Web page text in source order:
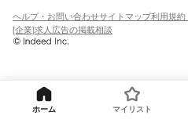
旭市習志野市柏市勝浦市市原市流山市
君津市富津市浦安市
匝瑳市香取市
JR中央・総武線
市川駅本八幡駅下総中山駅
新検見川駅
南酒々井駅
日向駅
飯岡駅倉橋駅 松岸駅銚子駅
飲食・フードサービスすべて
ホールスタッフキッチンスタッフ
パン屋（ベーカリー）
飲食店（
営業
テレフォンアポインター（テレアポ）
フードカウンター販売員 アパレル
家電量
人気
日払いOK高校生歓迎
シフト
土日祝のみOK
平日のみOK 週1日からOK
雇用形態を追加・変更
派遣社員
業務委託
ヘルプ・お問い合わせサイトマップ利用規約
[企業]求人広告の掲載相談
ホーム マイリスト